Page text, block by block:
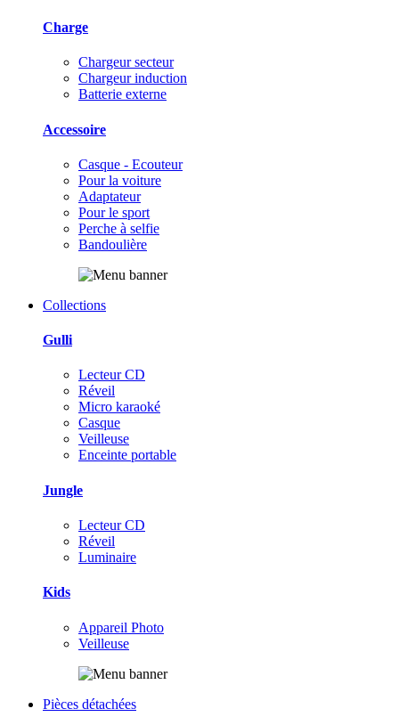
Charge
Chargeur secteur
Chargeur induction
Batterie externe
Accessoire
Casque - Ecouteur
Pour la voiture
Adaptateur
Pour le sport
Perche à selfie
Bandoulière
Collections
Gulli
Lecteur CD
Réveil
Micro karaoké
Casque
Veilleuse
Enceinte portable
Jungle
Lecteur CD
Réveil
Luminaire
Kids
Appareil Photo
Veilleuse
Pièces détachées